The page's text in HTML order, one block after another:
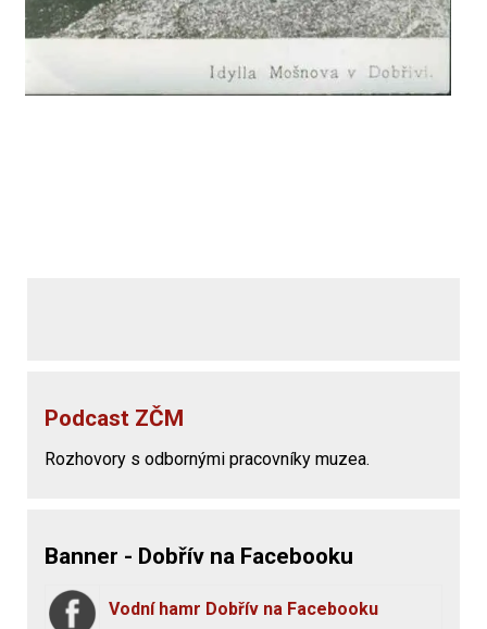
Podcast ZČM
Rozhovory s odbornými pracovníky muzea.
Banner - Dobřív na Facebooku
Vodní hamr Dobřív na Facebooku